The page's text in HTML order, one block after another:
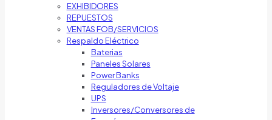
EXHIBIDORES
REPUESTOS
VENTAS FOB/SERVICIOS
Respaldo Eléctrico
Baterias
Paneles Solares
Power Banks
Reguladores de Voltaje
UPS
Inversores/Conversores de